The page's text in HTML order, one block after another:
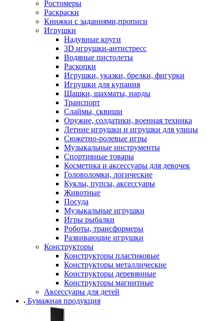
Ростомеры
Раскраски
Книжки с заданиями,прописи
Игрушки
Надувные круги
3D игрушки-антистресс
Водяные пистолеты
Раскопки
Игрушки, указки, брелки, фигурки
Игрушки для купания
Шашки, шахматы, нарды
Транспорт
Слаймы, сквиши
Оружие, солдатики, военная техника
Летние игрушки и игрушки для улицы
Сюжетно-ролевые игры
Музыкальные инструменты
Спортивные товары
Косметика и аксессуары для девочек
Головоломки, логические
Куклы, пупсы, аксессуары
Животные
Посуда
Музыкальные игрушки
Игры рыбалки
Роботы, трансформеры
Развивающие игрушки
Конструкторы
Конструкторы пластиковые
Конструкторы металлические
Конструкторы деревянные
Конструкторы магнитные
Аксессуары для детей
Бумажная продукция